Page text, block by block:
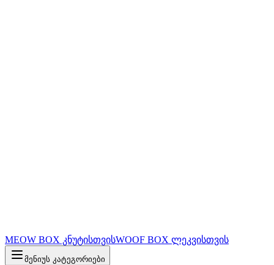
MEOW BOX კნუტისთვისWOOF BOX ლეკვისთვის
მენიუს კატეგორიები